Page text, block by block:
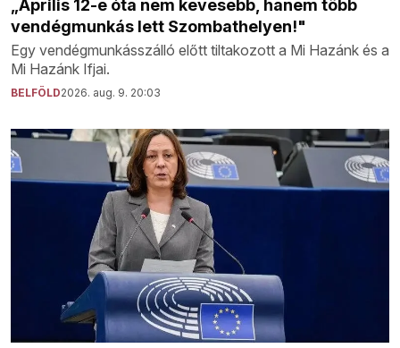
„Április 12-e óta nem kevesebb, hanem több
vendégmunkás lett Szombathelyen!"
Egy vendégmunkásszálló előtt tiltakozott a Mi Hazánk és a
Mi Hazánk Ifjai.
BELFÖLD2026. aug. 9. 20:03